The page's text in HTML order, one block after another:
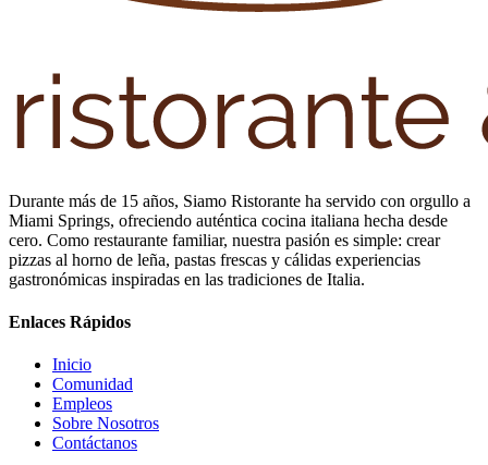
Durante más de 15 años, Siamo Ristorante ha servido con orgullo a
Miami Springs, ofreciendo auténtica cocina italiana hecha desde
cero. Como restaurante familiar, nuestra pasión es simple: crear
pizzas al horno de leña, pastas frescas y cálidas experiencias
gastronómicas inspiradas en las tradiciones de Italia.
Enlaces Rápidos
Inicio
Comunidad
Empleos
Sobre Nosotros
Contáctanos